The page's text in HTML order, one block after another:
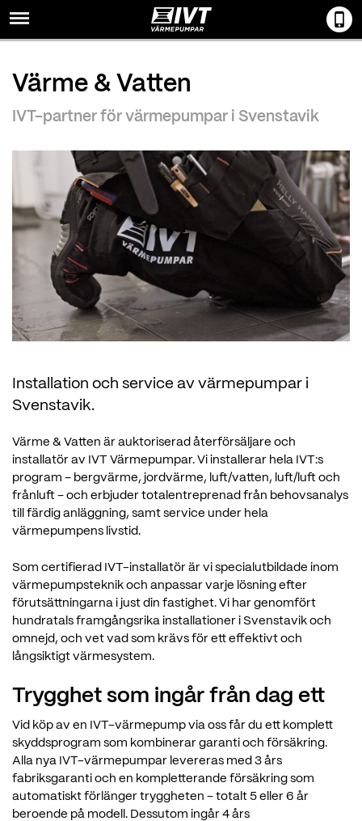
Värme & Vatten
IVT-partner för värmepumpar i Svenstavik
Installation och service av värmepumpar i
Svenstavik.
Värme & Vatten är auktoriserad återförsäljare och
installatör av IVT Värmepumpar. Vi installerar hela IVT:s
program – bergvärme, jordvärme, luft/vatten, luft/luft och
frånluft – och erbjuder totalentreprenad från behovsanalys
till färdig anläggning, samt service under hela
värmepumpens livstid.
Som certifierad IVT-installatör är vi specialutbildade inom
värmepumpsteknik och anpassar varje lösning efter
förutsättningarna i just din fastighet. Vi har genomfört
hundratals framgångsrika installationer i Svenstavik och
omnejd, och vet vad som krävs för ett effektivt och
långsiktigt värmesystem.
Trygghet som ingår från dag ett
Vid köp av en IVT-värmepump via oss får du ett komplett
skyddsprogram som kombinerar garanti och försäkring.
Alla nya IVT-värmepumpar levereras med 3 års
fabriksgaranti och en kompletterande försäkring som
automatiskt förlänger tryggheten – totalt 5 eller 6 år
beroende på modell. Dessutom ingår 4 års